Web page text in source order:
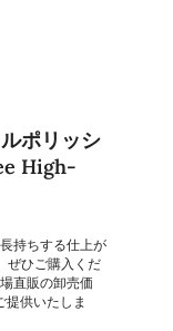
ポリッシ
High-
持ちする仕上が
ぜひご購入くだ
直販の卸売価
供いたしま